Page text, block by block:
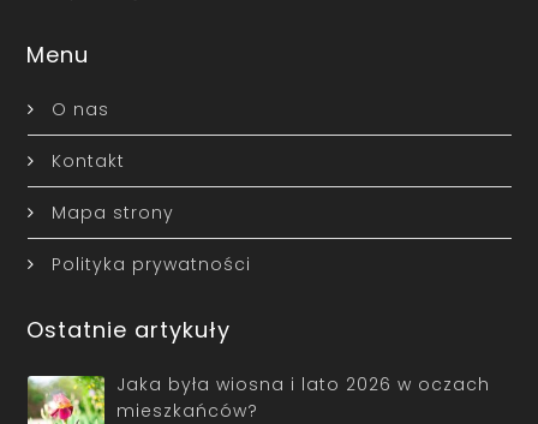
Menu
O nas
Kontakt
Mapa strony
Polityka prywatności
Ostatnie artykuły
Jaka była wiosna i lato 2026 w oczach
mieszkańców?